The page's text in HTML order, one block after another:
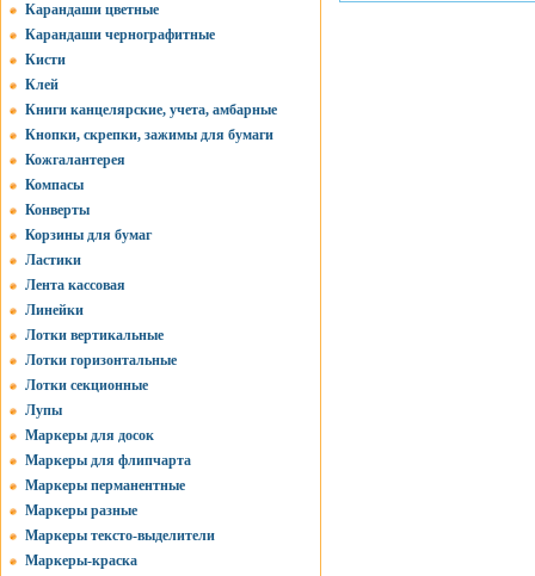
Карандаши цветные
Карандаши чернографитные
Кисти
Клей
Книги канцелярские, учета, амбарные
Кнопки, скрепки, зажимы для бумаги
Кожгалантерея
Компасы
Конверты
Корзины для бумаг
Ластики
Лента кассовая
Линейки
Лотки вертикальные
Лотки горизонтальные
Лотки секционные
Лупы
Маркеры для досок
Маркеры для флипчарта
Маркеры перманентные
Маркеры разные
Маркеры тексто-выделители
Маркеры-краска